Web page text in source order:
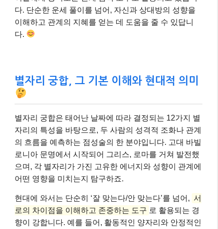
다. 단순한 운세 풀이를 넘어, 자신과 상대방의 성향을
이해하고 관계의 지혜를 얻는 데 도움을 줄 수 있답니
다.
별자리 궁합, 그 기본 이해와 현대적 의미
별자리 궁합은 태어난 날짜에 따라 결정되는 12가지 별
자리의 특성을 바탕으로, 두 사람의 성격적 조화나 관계
의 흐름을 예측하는 점성술의 한 분야입니다. 고대 바빌
로니아 문명에서 시작되어 그리스, 로마를 거쳐 발전했
으며, 각 별자리가 가진 고유한 에너지와 성향이 관계에
어떤 영향을 미치는지 탐구하죠.
현대에 와서는 단순히 ‘잘 맞는다/안 맞는다’를 넘어, 서
로의 차이점을 이해하고 존중하는 도구 로 활용되는 경
향이 강합니다. 예를 들어, 활동적인 양자리와 안정적인